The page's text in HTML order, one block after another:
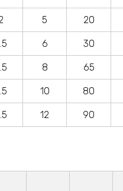
5 20
6 30
8 65
10 80
12 90